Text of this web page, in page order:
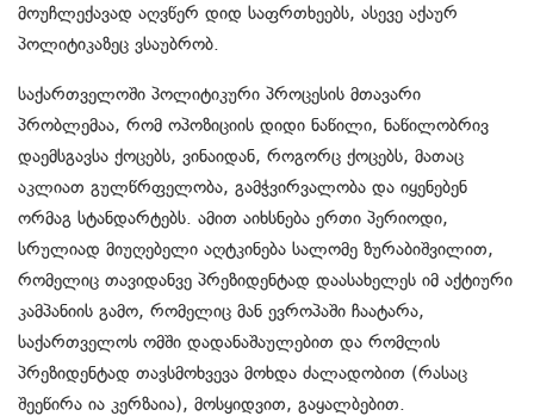
მოუჩლექავად აღვწერ დიდ საფრთხეებს, ასევე აქაურ
პოლიტიკაზეც ვსაუბრობ.
საქართველოში პოლიტიკური პროცესის მთავარი
პრობლემაა, რომ ოპოზიციის დიდი ნაწილი, ნაწილობრივ
დაემსგავსა ქოცებს, ვინაიდან, როგორც ქოცებს, მათაც
აკლიათ გულწრფელობა, გამჭვირვალობა და იყენებენ
ორმაგ სტანდარტებს. ამით აიხსნება ერთი პერიოდი,
სრულიად მიუღებელი აღტკინება სალომე ზურაბიშვილით,
რომელიც თავიდანვე პრეზიდენტად დაასახელეს იმ აქტიური
კამპანიის გამო, რომელიც მან ევროპაში ჩაატარა,
საქართველოს ომში დადანაშაულებით და რომლის
პრეზიდენტად თავსმოხვევა მოხდა ძალადობით (რასაც
შეეწირა ია კერზაია), მოსყიდვით, გაყალბებით.